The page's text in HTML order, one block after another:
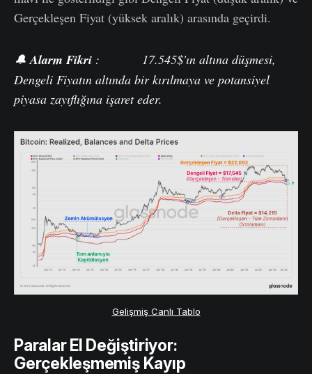
Gerçekleşen Fiyat (yüksek aralık) arasında geçirdi.
🔔 AlarmFikri :
17.545$'ın altına düşmesi,
Dengeli Fiyatın altında bir kırılmaya ve potansiyel
piyasa zayıflığına işaret eder.
Gelişmiş Canlı Tablo
Paralar El Değiştiriyor:
Gerçekleşmemiş Kayıp